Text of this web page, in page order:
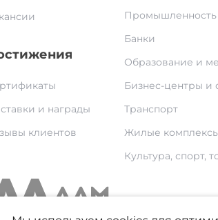
и награды
клиентов
Промышленность
Банки
Образование и
Бизнес-центры и
Транспорт
Жилые
Культура, спорт,